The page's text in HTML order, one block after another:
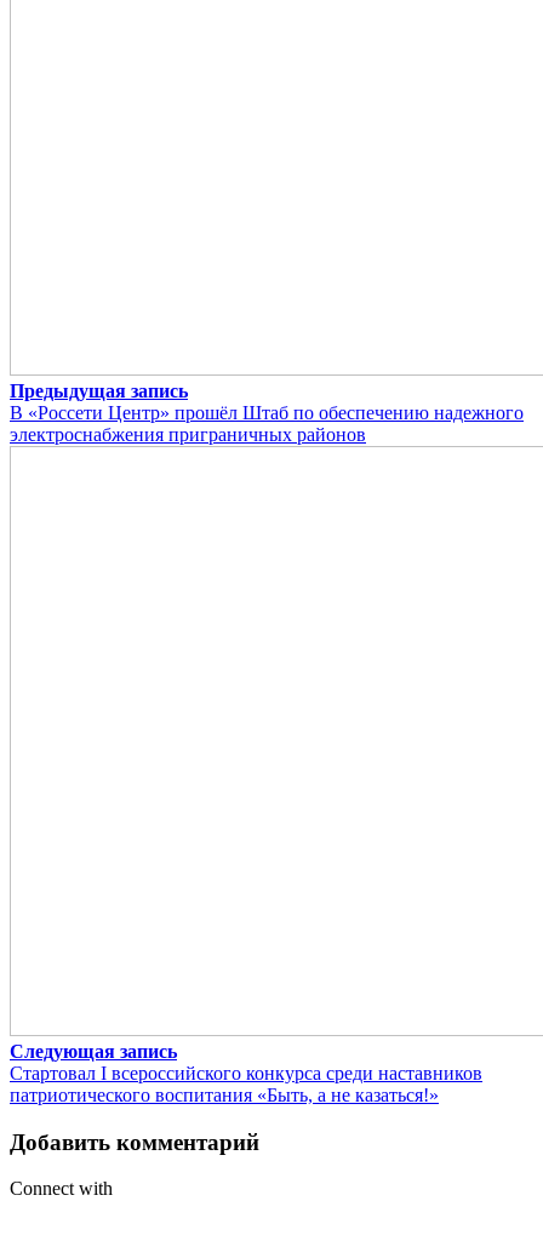
Предыдущая запись
В «Россети Центр» прошёл Штаб по обеспечению надежного
электроснабжения приграничных районов
Следующая запись
Стартовал I всероссийского конкурса среди наставников
патриотического воспитания «Быть, а не казаться!»
Добавить комментарий
Connect with